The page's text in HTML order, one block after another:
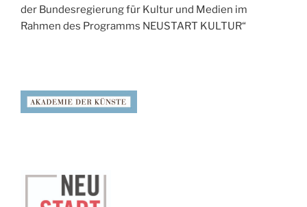
der Bundesregierung für Kultur und Medien im
Rahmen des Programms NEUSTART KULTUR“